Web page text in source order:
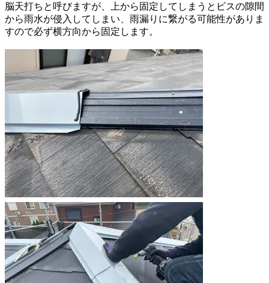
脳天打ちと呼びますが、上から固定してしまうとビスの隙間
から雨水が侵入してしまい、雨漏りに繋がる可能性がありま
すので必ず横方向から固定します。